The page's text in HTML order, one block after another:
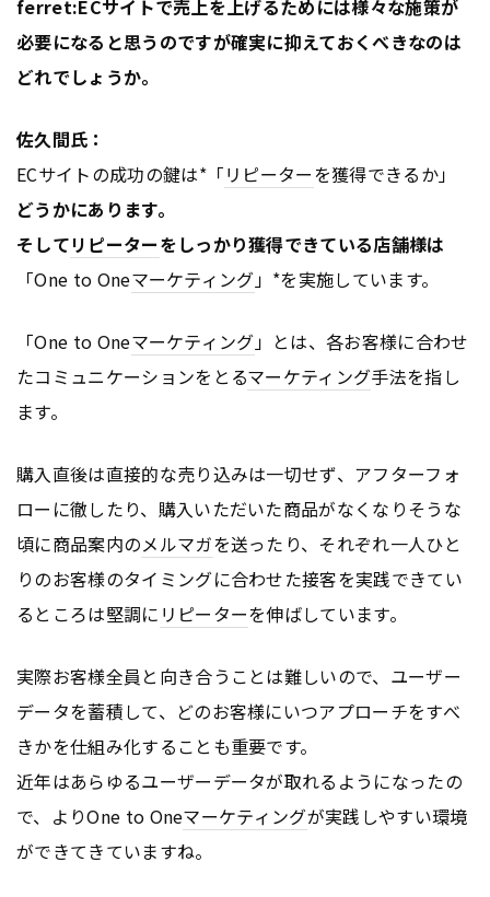
ferret:ECサイトで売上を上げるためには様々な施策が
必要になると思うのですが確実に抑えておくべきなのは
どれでしょうか。
佐久間氏：
ECサイトの成功の鍵は*「リピーターを獲得できるか」
どうかにあります。
そしてリピーターをしっかり獲得できている店舗様は
「One to Oneマーケティング」*を実施しています。
「One to Oneマーケティング」とは、各お客様に合わせ
たコミュニケーションをとるマーケティング手法を指し
ます。
購入直後は直接的な売り込みは一切せず、アフターフォ
ローに徹したり、購入いただいた商品がなくなりそうな
頃に商品案内のメルマガを送ったり、それぞれ一人ひと
りのお客様のタイミングに合わせた接客を実践できてい
るところは堅調に リピーターを伸ばしています。
実際お客様全員と向き合うことは難しいので、ユーザー
データを蓄積して、どのお客様にいつアプローチをすべ
きかを仕組み化することも重要です。
近年はあらゆるユーザーデータが取れるようになったの
で、よりOne to Oneマーケティングが実践しやすい環境
ができてきていますね。